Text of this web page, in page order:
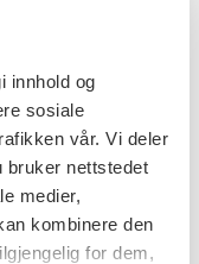
innhold og
sosiale
vår. Vi deler
bruker nettstedet
medier,
kombinere den
for dem,